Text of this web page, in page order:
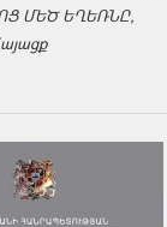
ՄԵԾ ԵՂԵՌՆԸ,